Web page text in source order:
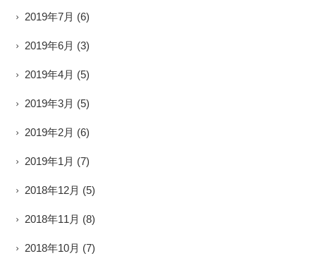
2019年7月 (6)
2019年6月 (3)
2019年4月 (5)
2019年3月 (5)
2019年2月 (6)
2019年1月 (7)
2018年12月 (5)
2018年11月 (8)
2018年10月 (7)